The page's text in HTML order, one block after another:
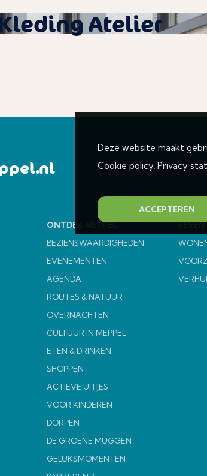
Deze website maakt
Cookie policy ,Privacy
ACCEPTEREN
Atelier
ONTDEK MEPPEL
BEZIENSWAARDIGHEDEN
EVENEMENTEN
AGENDA
ROUTES & NATUUR
OVERNACHTEN
CULTUUR IN MEPPEL
ETEN & DRINKEN
SHOPPEN
ACTIEVE UITJES
VOOR KINDEREN
DORPEN
DE GROENE MUGGEN
GELUKSMOMENTEN
LEVEN